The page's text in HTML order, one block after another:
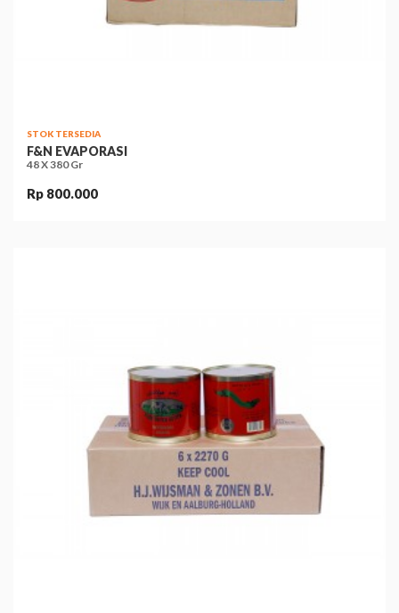
STOK TERSEDIA
F&N EVAPORASI
48 X 380 Gr
Rp 800.000